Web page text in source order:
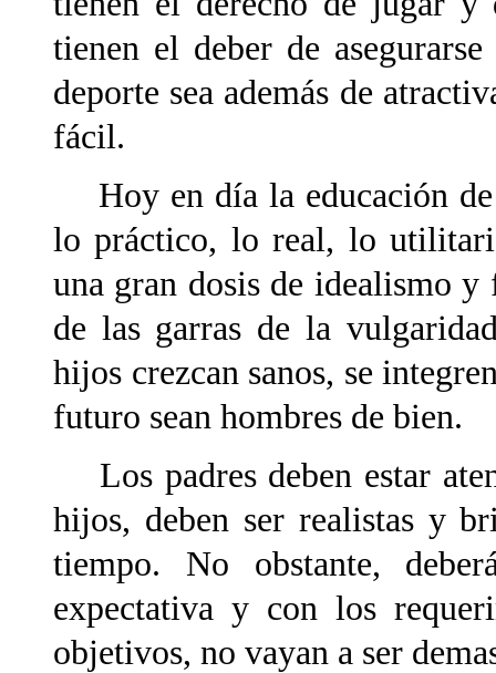
tienen el deber de
deporte sea además de
fácil.
Hoy en día la educación de
lo práctico, lo real, lo
una gran dosis de idealismo
de las garras de la
hijos crezcan sanos, se
futuro sean hombres de bien.
Los padres deben estar
hijos, deben ser realistas y
tiempo. No obstante,
expectativa y con los
objetivos, no vayan a ser